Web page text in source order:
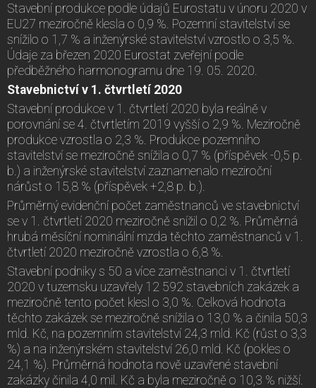
Stavební produkce podle údajů Eurostatu v únoru 2020 v
EU27 meziročně klesla o 0,9 %. Pozemní stavitelství se
snížilo o 1,7 % a inženýrské stavitelství vzrostlo o 3,5 %.
Údaje za březen 2020 Eurostat zveřejní podle
předběžného harmonogramu dne 19. 05. 2020.
Stavebnictví v 1. čtvrtletí 2020
Stavební produkce v 1. čtvrtletí 2020 byla reálně v
porovnání se 4. čtvrtletím 2019 vyšší o 2,9 %. Meziročně
produkce vzrostla o 2,3 %. Produkce pozemního
stavitelství se meziročně snížila o 0,7 % (příspěvek -0,5 p.
b.) a inženýrské stavitelství zaznamenalo meziroční
nárůst o 15,8 % (příspěvek +2,8 p. b.).
Průměrný evidenční počet zaměstnanců ve stavebnictví
se v 1. čtvrtletí 2020 meziročně snížil o 0,2 %. Průměrná
hrubá měsíční nominální mzda těchto zaměstnanců v 1.
čtvrtletí 2020 meziročně vzrostla o 6,8 %.
Stavební podniky s 50 a více zaměstnanci v 1. čtvrtletí
2020 v tuzemsku uzavřely 12 592 stavebních zakázek a
meziročně tento počet klesl o 3,0 %. Celková hodnota
těchto zakázek se meziročně snížila o 13,0 % a činila 50,3
mld. Kč, na pozemním stavitelství 24,3 mld. Kč (růst o 3,3
%) a na inženýrském stavitelství 26,0 mld. Kč (pokles o
24,1 %). Průměrná hodnota nově uzavřené stavební
zakázky činila 4,0 mil. Kč a byla meziročně o 10,3 % nižší.